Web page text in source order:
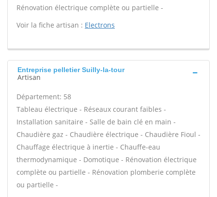
Rénovation électrique complète ou partielle -
Voir la fiche artisan : Electrons
Entreprise pelletier Suilly-la-tour
Artisan
Département: 58
Tableau électrique - Réseaux courant faibles -
Installation sanitaire - Salle de bain clé en main -
Chaudière gaz - Chaudière électrique - Chaudière Fioul -
Chauffage électrique à inertie - Chauffe-eau
thermodynamique - Domotique - Rénovation électrique
complète ou partielle - Rénovation plomberie complète
ou partielle -